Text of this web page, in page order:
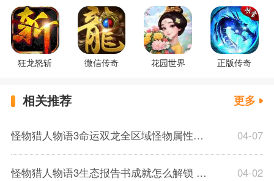
狂龙怒斩 微信传奇 花园世界 正版传奇
相关推荐 更多
怪物猎人物语3命运双龙全区域怪物属性介绍 怪物猎人物语3全区域怪物属性一览 04-07
怪物猎人物语3生态报告书成就怎么解锁 怪物猎人物语3生态报告书成就解锁条件一览 04-02